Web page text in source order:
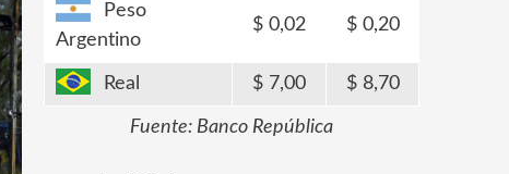
Peso
Argentino
0,02 0,20
Real 7,00 8,70
Fuente: Banco República